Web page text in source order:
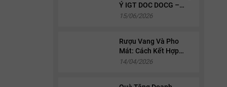
Ý IGT DOC DOCG –
Cách Đọc Nhãn Chai
15/06/2026
Rượu Vang Và Pho
Mát: Cách Kết Hợp
Chuẩn Sành Điệu 2026
14/04/2026